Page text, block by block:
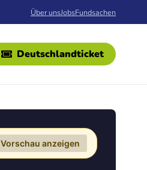
Über unsJobsFundsachen
Deutschlandticket
Vorschau anzeigen